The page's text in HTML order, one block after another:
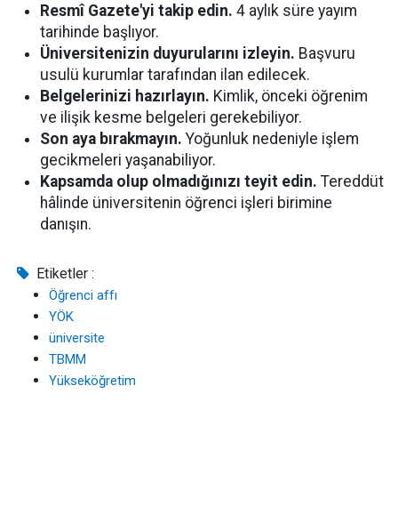
Resmî Gazete'yi takip edin. 4 aylık süre yayım
tarihinde başlıyor.
Üniversitenizin duyurularını izleyin. Başvuru
usulü kurumlar tarafından ilan edilecek.
Belgelerinizi hazırlayın. Kimlik, önceki öğrenim
ve ilişik kesme belgeleri gerekebiliyor.
Son aya bırakmayın. Yoğunluk nedeniyle işlem
gecikmeleri yaşanabiliyor.
Kapsamda olup olmadığınızı teyit edin. Tereddüt
hâlinde üniversitenin öğrenci işleri birimine
danışın.
Etiketler :
Öğrenci affı
YÖK
üniversite
TBMM
Yükseköğretim